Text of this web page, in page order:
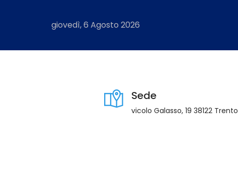
giovedì, 6 Agosto 2026
Sede
vicolo Galasso, 19 38122 Trento